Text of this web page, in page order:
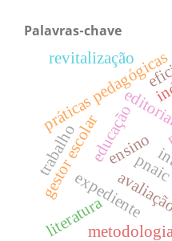
Palavras-chave
expediente
ensino
literatura
educação
práticas pedagógicas
revitalização
metodologia
gestor escolar
trabalho